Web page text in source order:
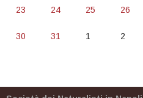
23 24 25 26
30 31 1 2